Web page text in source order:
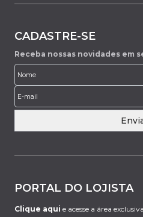
CADASTRE-SE
Receba nossas novidades em
PORTAL DO LOJISTA
Clique aqui e acesse a área